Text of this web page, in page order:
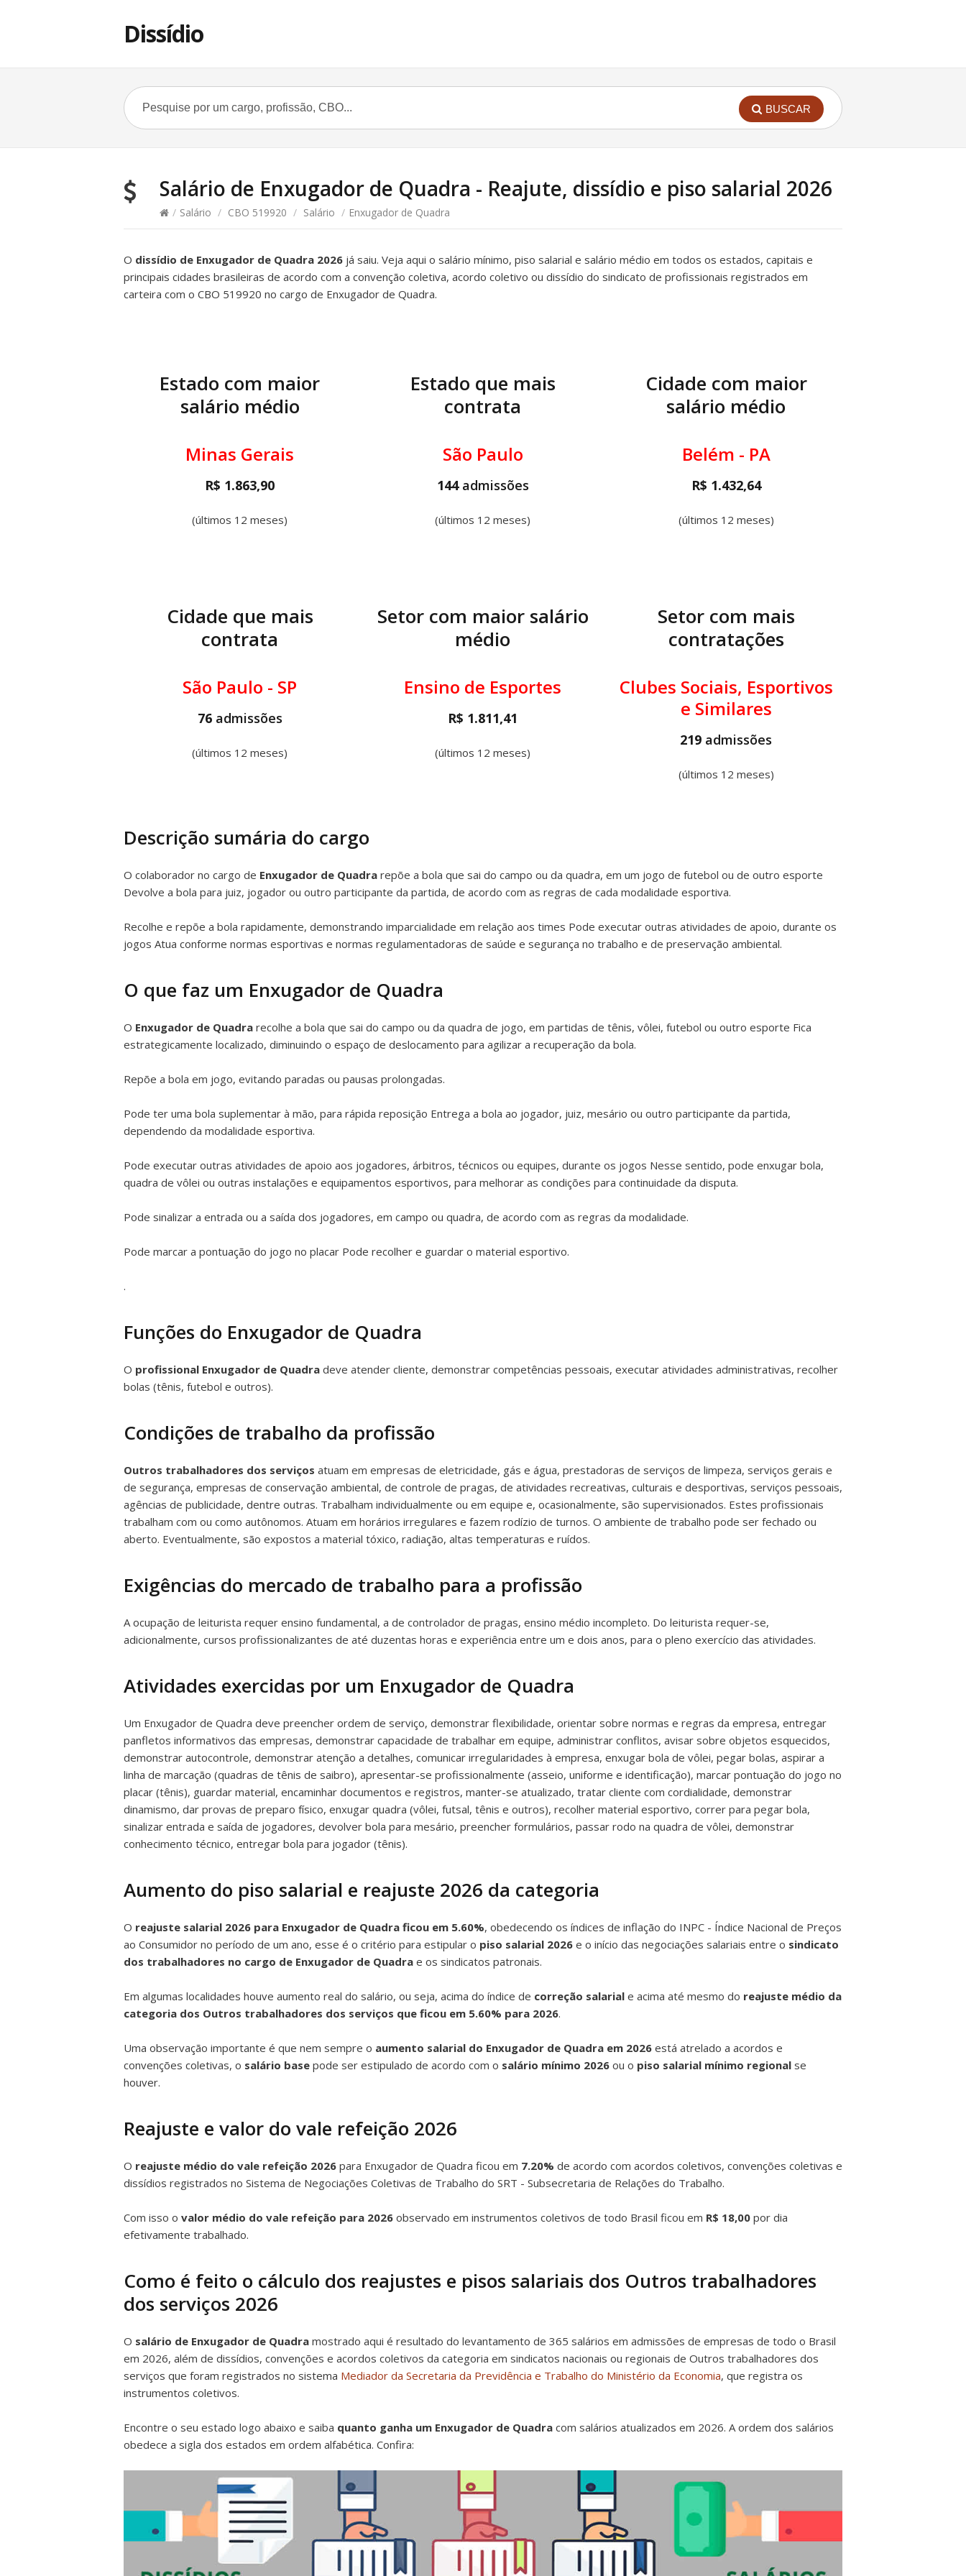
Dissídio
BUSCAR
Salário de Enxugador de Quadra - Reajute, dissídio e piso salarial 2026
/ Salário / CBO 519920 / Salário / Enxugador de Quadra
O dissídio de Enxugador de Quadra 2026 já saiu. Veja aqui o salário mínimo, piso salarial e salário médio em todos os estados, capitais e
principais cidades brasileiras de acordo com a convenção coletiva, acordo coletivo ou dissídio do sindicato de profissionais registrados em
carteira com o CBO 519920 no cargo de Enxugador de Quadra.
Estado com maior
salário médio
Minas Gerais
R$ 1.863,90
(últimos 12 meses)
Estado que mais
contrata
São Paulo
144 admissões
(últimos 12 meses)
Cidade com maior
salário médio
Belém - PA
R$ 1.432,64
(últimos 12 meses)
Cidade que mais
contrata
São Paulo - SP
76 admissões
(últimos 12 meses)
Setor com maior salário
médio
Ensino de Esportes
R$ 1.811,41
(últimos 12 meses)
Setor com mais
contratações
Clubes Sociais, Esportivos
e Similares
219 admissões
(últimos 12 meses)
Descrição sumária do cargo
O colaborador no cargo de Enxugador de Quadra repõe a bola que sai do campo ou da quadra, em um jogo de futebol ou de outro esporte
Devolve a bola para juiz, jogador ou outro participante da partida, de acordo com as regras de cada modalidade esportiva.
Recolhe e repõe a bola rapidamente, demonstrando imparcialidade em relação aos times Pode executar outras atividades de apoio, durante os
jogos Atua conforme normas esportivas e normas regulamentadoras de saúde e segurança no trabalho e de preservação ambiental.
O que faz um Enxugador de Quadra
O Enxugador de Quadra recolhe a bola que sai do campo ou da quadra de jogo, em partidas de tênis, vôlei, futebol ou outro esporte Fica
estrategicamente localizado, diminuindo o espaço de deslocamento para agilizar a recuperação da bola.
Repõe a bola em jogo, evitando paradas ou pausas prolongadas.
Pode ter uma bola suplementar à mão, para rápida reposição Entrega a bola ao jogador, juiz, mesário ou outro participante da partida,
dependendo da modalidade esportiva.
Pode executar outras atividades de apoio aos jogadores, árbitros, técnicos ou equipes, durante os jogos Nesse sentido, pode enxugar bola,
quadra de vôlei ou outras instalações e equipamentos esportivos, para melhorar as condições para continuidade da disputa.
Pode sinalizar a entrada ou a saída dos jogadores, em campo ou quadra, de acordo com as regras da modalidade.
Pode marcar a pontuação do jogo no placar Pode recolher e guardar o material esportivo.
.
Funções do Enxugador de Quadra
O profissional Enxugador de Quadra deve atender cliente, demonstrar competências pessoais, executar atividades administrativas, recolher
bolas (tênis, futebol e outros).
Condições de trabalho da profissão
Outros trabalhadores dos serviços atuam em empresas de eletricidade, gás e água, prestadoras de serviços de limpeza, serviços gerais e
de segurança, empresas de conservação ambiental, de controle de pragas, de atividades recreativas, culturais e desportivas, serviços pessoais,
agências de publicidade, dentre outras. Trabalham individualmente ou em equipe e, ocasionalmente, são supervisionados. Estes profissionais
trabalham com ou como autônomos. Atuam em horários irregulares e fazem rodízio de turnos. O ambiente de trabalho pode ser fechado ou
aberto. Eventualmente, são expostos a material tóxico, radiação, altas temperaturas e ruídos.
Exigências do mercado de trabalho para a profissão
A ocupação de leiturista requer ensino fundamental, a de controlador de pragas, ensino médio incompleto. Do leiturista requer-se,
adicionalmente, cursos profissionalizantes de até duzentas horas e experiência entre um e dois anos, para o pleno exercício das atividades.
Atividades exercidas por um Enxugador de Quadra
Um Enxugador de Quadra deve preencher ordem de serviço, demonstrar flexibilidade, orientar sobre normas e regras da empresa, entregar
panfletos informativos das empresas, demonstrar capacidade de trabalhar em equipe, administrar conflitos, avisar sobre objetos esquecidos,
demonstrar autocontrole, demonstrar atenção a detalhes, comunicar irregularidades à empresa, enxugar bola de vôlei, pegar bolas, aspirar a
linha de marcação (quadras de tênis de saibro), apresentar-se profissionalmente (asseio, uniforme e identificação), marcar pontuação do jogo no
placar (tênis), guardar material, encaminhar documentos e registros, manter-se atualizado, tratar cliente com cordialidade, demonstrar
dinamismo, dar provas de preparo físico, enxugar quadra (vôlei, futsal, tênis e outros), recolher material esportivo, correr para pegar bola,
sinalizar entrada e saída de jogadores, devolver bola para mesário, preencher formulários, passar rodo na quadra de vôlei, demonstrar
conhecimento técnico, entregar bola para jogador (tênis).
Aumento do piso salarial e reajuste 2026 da categoria
O reajuste salarial 2026 para Enxugador de Quadra ficou em 5.60%, obedecendo os índices de inflação do INPC - Índice Nacional de Preços
ao Consumidor no período de um ano, esse é o critério para estipular o piso salarial 2026 e o início das negociações salariais entre o sindicato
dos trabalhadores no cargo de Enxugador de Quadra e os sindicatos patronais.
Em algumas localidades houve aumento real do salário, ou seja, acima do índice de correção salarial e acima até mesmo do reajuste médio da
categoria dos Outros trabalhadores dos serviços que ficou em 5.60% para 2026.
Uma observação importante é que nem sempre o aumento salarial do Enxugador de Quadra em 2026 está atrelado a acordos e
convenções coletivas, o salário base pode ser estipulado de acordo com o salário mínimo 2026 ou o piso salarial mínimo regional se
houver.
Reajuste e valor do vale refeição 2026
O reajuste médio do vale refeição 2026 para Enxugador de Quadra ficou em 7.20% de acordo com acordos coletivos, convenções coletivas e
dissídios registrados no Sistema de Negociações Coletivas de Trabalho do SRT - Subsecretaria de Relações do Trabalho.
Com isso o valor médio do vale refeição para 2026 observado em instrumentos coletivos de todo Brasil ficou em R$ 18,00 por dia
efetivamente trabalhado.
Como é feito o cálculo dos reajustes e pisos salariais dos Outros trabalhadores
dos serviços 2026
O salário de Enxugador de Quadra mostrado aqui é resultado do levantamento de 365 salários em admissões de empresas de todo o Brasil
em 2026, além de dissídios, convenções e acordos coletivos da categoria em sindicatos nacionais ou regionais de Outros trabalhadores dos
serviços que foram registrados no sistema Mediador da Secretaria da Previdência e Trabalho do Ministério da Economia, que registra os
instrumentos coletivos.
Encontre o seu estado logo abaixo e saiba quanto ganha um Enxugador de Quadra com salários atualizados em 2026. A ordem dos salários
obedece a sigla dos estados em ordem alfabética. Confira: